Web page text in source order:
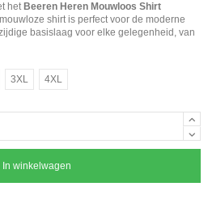
het Beeren Heren Mouwloos Shirt
shirt is perfect voor de moderne
basislaag voor elke gelegenheid, van
3XL 4XL
In winkelwagen